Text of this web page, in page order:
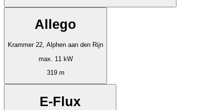
Allego
Krammer 22, Alphen aan den Rijn
max. 11 kW
319 m
E-Flux